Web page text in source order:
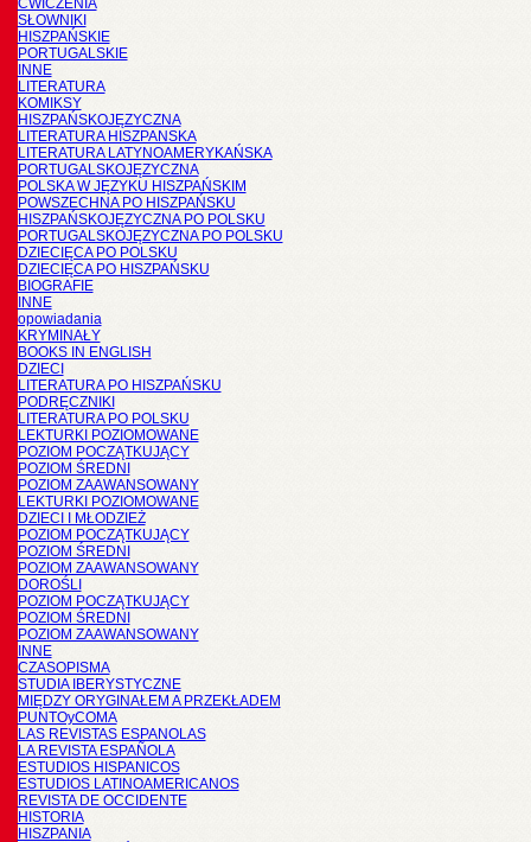
ĆWICZENIA
SŁOWNIKI
HISZPAŃSKIE
PORTUGALSKIE
INNE
LITERATURA
KOMIKSY
HISZPAŃSKOJĘZYCZNA
LITERATURA HISZPANSKA
LITERATURA LATYNOAMERYKAŃSKA
PORTUGALSKOJĘZYCZNA
POLSKA W JĘZYKU HISZPAŃSKIM
POWSZECHNA PO HISZPAŃSKU
HISZPAŃSKOJĘZYCZNA PO POLSKU
PORTUGALSKOJĘZYCZNA PO POLSKU
DZIECIĘCA PO POLSKU
DZIECIĘCA PO HISZPAŃSKU
BIOGRAFIE
INNE
opowiadania
KRYMINAŁY
BOOKS IN ENGLISH
DZIECI
LITERATURA PO HISZPAŃSKU
PODRĘCZNIKI
LITERATURA PO POLSKU
LEKTURKI POZIOMOWANE
POZIOM POCZĄTKUJĄCY
POZIOM ŚREDNI
POZIOM ZAAWANSOWANY
LEKTURKI POZIOMOWANE
DZIECI I MŁODZIEŻ
POZIOM POCZĄTKUJĄCY
POZIOM ŚREDNI
POZIOM ZAAWANSOWANY
DOROŚLI
POZIOM POCZĄTKUJĄCY
POZIOM ŚREDNI
POZIOM ZAAWANSOWANY
INNE
CZASOPISMA
STUDIA IBERYSTYCZNE
MIĘDZY ORYGINAŁEM A PRZEKŁADEM
PUNTOyCOMA
LAS REVISTAS ESPANOLAS
LA REVISTA ESPAÑOLA
ESTUDIOS HISPANICOS
ESTUDIOS LATINOAMERICANOS
REVISTA DE OCCIDENTE
HISTORIA
HISZPANIA